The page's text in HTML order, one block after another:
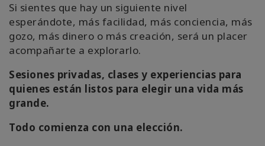
Si sientes que hay un siguiente nivel
esperándote, más facilidad, más conciencia, más
gozo, más dinero o más creación, será un placer
acompañarte a explorarlo.
Sesiones privadas, clases y experiencias para
quienes están listos para elegir una vida más
grande.
Todo comienza con una elección.